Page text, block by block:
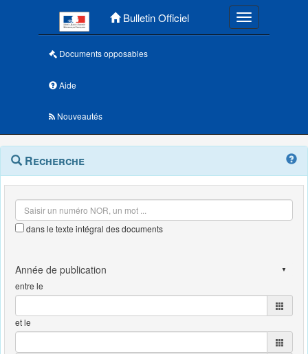
Bulletin Officiel Toggle
Documents opposables
Aide
Nouveautés
Navigation
outils
Menu
contextuel
Recherche
dans le texte intégral des documents
entre le
et le